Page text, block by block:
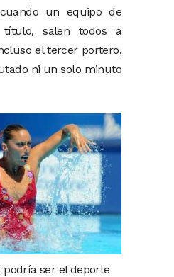
un equipo de
salen todos a
el tercer portero,
ni un solo minuto
ser el deporte